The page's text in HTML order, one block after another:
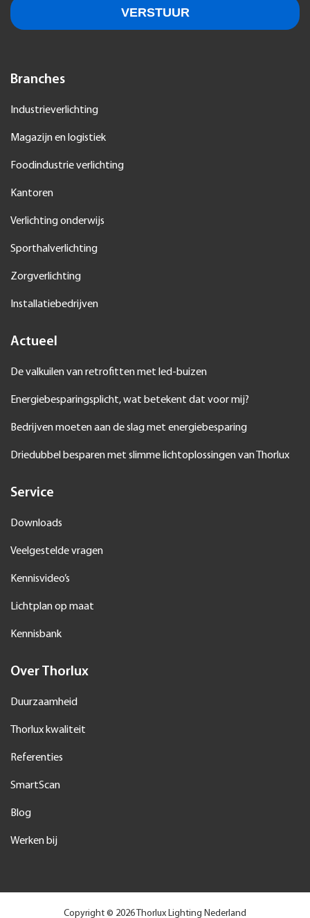
Branches
Industrieverlichting
Magazijn en logistiek
Foodindustrie verlichting
Kantoren
Verlichting onderwijs
Sporthalverlichting
Zorgverlichting
Installatiebedrijven
Actueel
De valkuilen van retrofitten met led-buizen
Energiebesparingsplicht, wat betekent dat voor mij?
Bedrijven moeten aan de slag met energiebesparing
Driedubbel besparen met slimme lichtoplossingen van Thorlux
Service
Downloads
Veelgestelde vragen
Kennisvideo’s
Lichtplan op maat
Kennisbank
Over Thorlux
Duurzaamheid
Thorlux kwaliteit
Referenties
SmartScan
Blog
Werken bij
Copyright © 2026 Thorlux Lighting Nederland